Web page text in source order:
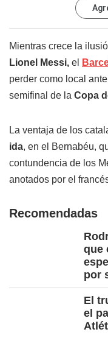
Mientras crece la
Lionel Messi, el
perder como local ante
semifinal de la Copa
La ventaja de los
ida, en el Bernabéu,
contundencia de los
anotados por el
Recomendadas
que
por
El
el